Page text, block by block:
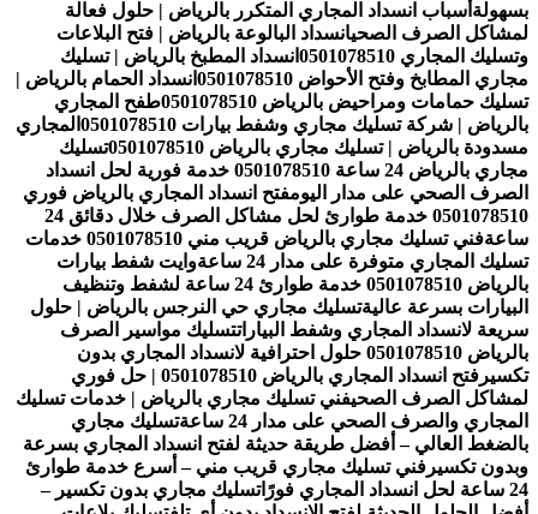
بسهولة أسباب انسداد المجاري المتكرر بالرياض | حلول فعالة
لمشاكل الصرف الصحيانسداد البالوعة بالرياض | فتح البلاعات
وتسليك المجاري 0501078510
انسداد المطبخ بالرياض | تسليك
مجاري المطابخ وفتح الأحواض 0501078510
انسداد الحمام بالرياض |
تسليك حمامات ومراحيض بالرياض 0501078510
طفح المجاري
بالرياض | شركة تسليك مجاري وشفط بيارات 0501078510
المجاري
مسدودة بالرياض | تسليك مجاري بالرياض 0501078510
تسليك
مجاري بالرياض 24 ساعة 0501078510 خدمة فورية لحل انسداد
الصرف الصحي على مدار اليومفتح انسداد المجاري بالرياض فوري
0501078510 خدمة طوارئ لحل مشاكل الصرف خلال دقائق 24
ساعة
فني تسليك مجاري بالرياض قريب مني 0501078510 خدمات
تسليك المجاري متوفرة على مدار 24 ساعة
وايت شفط بيارات
بالرياض 0501078510 خدمة طوارئ 24 ساعة لشفط وتنظيف
البيارات بسرعة عاليةتسليك مجاري حي النرجس بالرياض | حلول
سريعة لانسداد المجاري وشفط البياراتتسليك مواسير الصرف
بالرياض 0501078510 حلول احترافية لانسداد المجاري بدون
تكسير
فتح انسداد المجاري بالرياض 0501078510 | حل فوري
لمشاكل الصرف الصحيفني تسليك مجاري بالرياض | خدمات تسليك
المجاري والصرف الصحي على مدار 24 ساعة
تسليك مجاري
بالضغط العالي – أفضل طريقة حديثة لفتح انسداد المجاري بسرعة
وبدون تكسير فني تسليك مجاري قريب مني – أسرع خدمة طوارئ
24 ساعة لحل انسداد المجاري فورًا
تسليك مجاري بدون تكسير –